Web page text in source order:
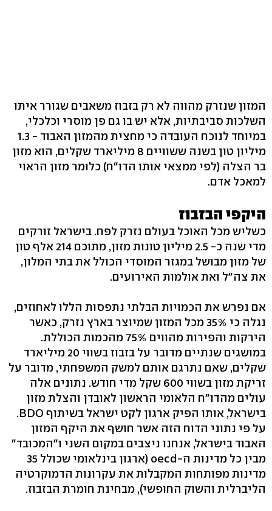
המזון שנזרק מהווה לא רק בזבוז משאבים שגורר איתו
השלכות סביבתיות, אלא יש בו גם פן מוסרי וכלכלי,
במיוחד לנוכח העובדה כי מחצית מהמזון האבוד - 1.3
מיליון טון בשנה ששוויים 8 מיליארד שקלים, הוא מזון
בר הצלה (לפי ממצאי אותו הדו״ח) כלומר מזון הראוי
למאכל אדם.
היקפי הבזבוז
כשליש מכל האוכל בעולם נזרק לפח. בישראל זורקים
מדי שנה כ- 2.5 מיליון טונות מזון, מתוכם 214 אלף טון
של מזון מבושל במגזר המוסדי הכולל את בתי המלון,
את צה״ל ואת אולמות האירועים.
אם נפרש את הכמויות הבלתי נתפסות הללו לאחוזים,
נגלה כי 35% מכל המזון שמיוצר בארץ נזרק, כאשר
הירקות והפירות מהווים 75% מהכמות הכוללת.
במושגים שנתיים מדובר על בזבוז בשווי 20 מיליארד
שקלים, שאם נתרגם אותם למשק המשפחתי, מדובר על
זריקת מזון בשווי 600 שקל מדי חודש. נתונים אלה
עולים מהדו"ח הלאומי הראשון לאובדן והצלת מזון
בישראל, אותו הפיק ארגון לקט ישראל בשיתוף BDO.
על פי נתוני הדוח הזה אשר חושף את היקף המזון
האבוד בישראל, אנחנו ניצבים במקום השני ו"המכובד"
מבין כל מדינות ה-oecd (ארגון בינלאומי שכולל 35
מדינות מפותחות המקבלות את עקרונות הדמוקרטיה
הליברלית והשוק החופשי), מבחינת חומרת הבזבוז.